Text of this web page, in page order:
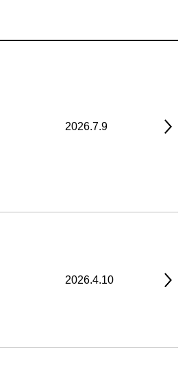
2026.7.9
2026.4.10